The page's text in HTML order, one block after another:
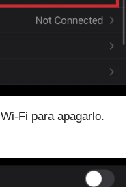
Fi para apagarlo.